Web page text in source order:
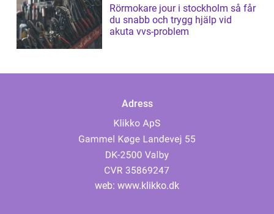
Rörmokare jour i stockholm så får
du snabb och trygg hjälp vid
akuta vvs-problem
Adress
web: www.klikko.dk